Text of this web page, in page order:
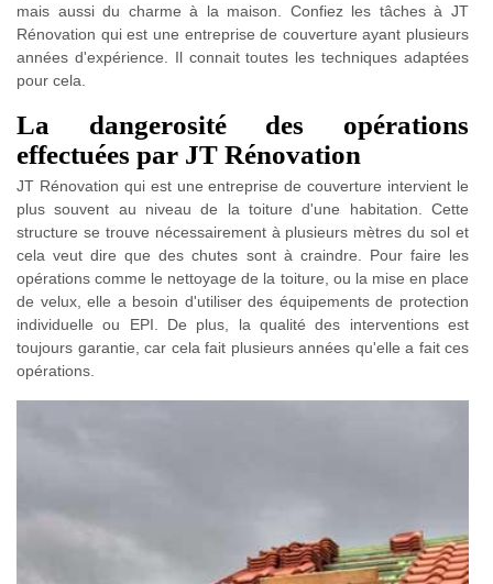
mais aussi du charme à la maison. Confiez les tâches à JT
Rénovation qui est une entreprise de couverture ayant plusieurs
années d'expérience. Il connait toutes les techniques adaptées
pour cela.
La dangerosité des opérations
effectuées par JT Rénovation
JT Rénovation qui est une entreprise de couverture intervient le
plus souvent au niveau de la toiture d'une habitation. Cette
structure se trouve nécessairement à plusieurs mètres du sol et
cela veut dire que des chutes sont à craindre. Pour faire les
opérations comme le nettoyage de la toiture, ou la mise en place
de velux, elle a besoin d'utiliser des équipements de protection
individuelle ou EPI. De plus, la qualité des interventions est
toujours garantie, car cela fait plusieurs années qu'elle a fait ces
opérations.